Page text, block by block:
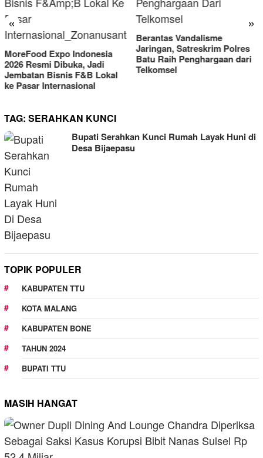
« »
Indonesia
Dibuka, Jadi
F&B Lokal
Berantas Vandalisme
Jaringan, Satreskrim Polres
Batu Raih Penghargaan dari
Telkomsel
RM OG
Omset
2025
TAG: SERAHKAN KUNCI
Bupati Serahkan Kunci Rumah Layak Huni di
Desa Bijaepasu
TOPIK POPULER
KABUPATEN TTU
KOTA MALANG
KABUPATEN BONE
TAHUN 2024
BUPATI TTU
MASIH HANGAT